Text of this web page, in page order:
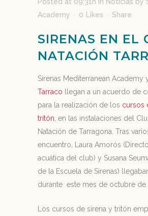
Academy
0 Likes Share
SIRENAS EN EL
NATACIÓN
Sirenas Mediterranean Academy
Tarraco llegan a un acuerdo de
para la realización de los cursos
tritón , en las instalaciones del
Natación de Tarragona. Tras
encuentro, Laura Amorós
acuática del club) y Susana
de la Escuela de Sirenas)
durante este mes de octubre de
Los cursos de sirena y tritón